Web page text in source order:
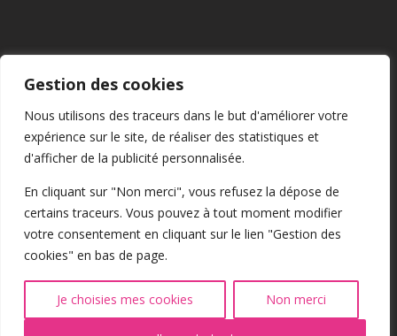
Gestion des cookies
Nous utilisons des traceurs dans le but d'améliorer votre
expérience sur le site, de réaliser des statistiques et
d'afficher de la publicité personnalisée.
En cliquant sur "Non merci", vous refusez la dépose de
certains traceurs. Vous pouvez à tout moment modifier
votre consentement en cliquant sur le lien "Gestion des
cookies" en bas de page.
Je choisies mes cookies Non merci
CGU
Confidentialité
Cookies
@2026 Tous droits réservés